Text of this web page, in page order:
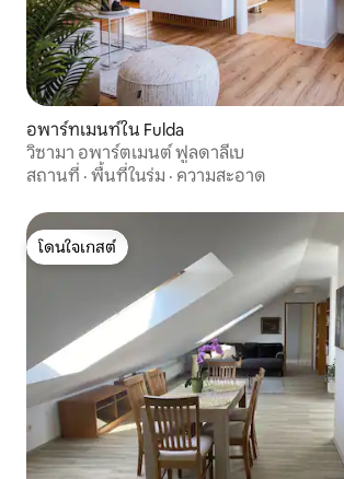
อพาร์ทเมนท์ใน Fulda
วิซามา อพาร์ตเมนต์ ฟูลดาลีเบ
สถานที่ · พื้นที่ในร่ม · ความสะอาด
โดนใจเกสต์
โดนใจเกสต์